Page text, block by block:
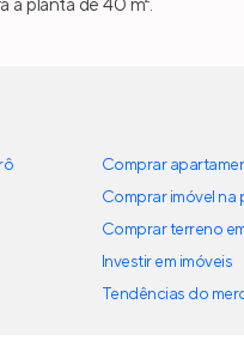
Comprar
Comprar imóvel na
Comprar terreno
Investir em imóveis
Tendências do